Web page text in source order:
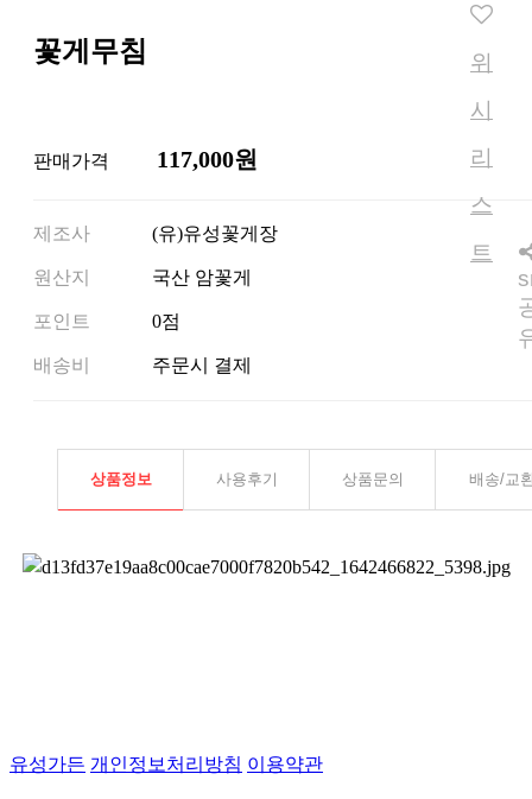
꽃게무침
판매가격 117,000원
제조사 (유)유성꽃게장
원산지 국산 암꽃게
포인트 0점
배송비 주문시 결제
위
시
리
스
트
상품정보 사용후기 상품문의 배송/교
유성가든 개인정보처리방침 이용약관